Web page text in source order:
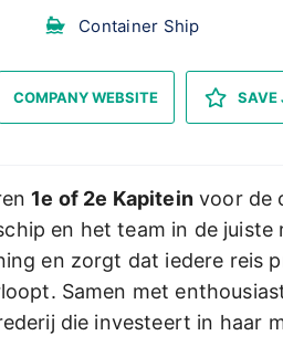
Container Ship
COMPANY WEBSITE SAVE
1e of 2e Kapiteinvoor de
en het team in de
en zorgt dat iedere reis
Samen met
die investeert in haar